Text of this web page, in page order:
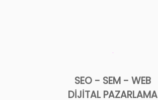
SEO - SEM - WEB
DİJİTAL PAZARLAMA